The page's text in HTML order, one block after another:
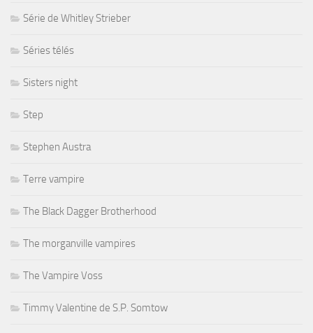
Série de Whitley Strieber
Séries télés
Sisters night
Step
Stephen Austra
Terre vampire
The Black Dagger Brotherhood
The morganville vampires
The Vampire Voss
Timmy Valentine de S.P. Somtow